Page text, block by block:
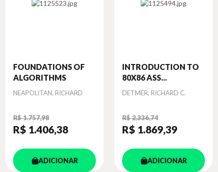
FOUNDATIONS OF
ALGORITHMS
Autor
NEAPOLITAN, RICHARD
R$ 1.757,98
R$ 1.406,38
ADICIONAR
INTRODUCTION TO
80X86 ASS...
Autor
DETMER, RICHARD C.
R$ 2.336,74
R$ 1.869,39
ADICIONAR